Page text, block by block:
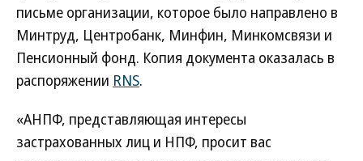
письме организации, которое было направлено в
Минтруд, Центробанк, Минфин, Минкомсвязи и
Пенсионный фонд. Копия документа оказалась в
распоряжении RNS.
«АНПФ, представляющая интересы
застрахованных лиц и НПФ, просит вас